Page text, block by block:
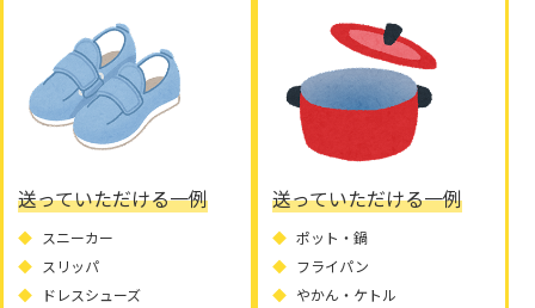
送っていただける一例
スニーカー
スリッパ
ドレスシューズ
送っていただける一例
ポット・鍋
フライパン
やかん・ケトル